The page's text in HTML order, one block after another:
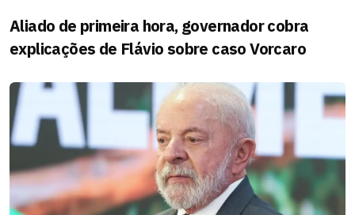
Aliado de primeira hora, governador cobra
explicações de Flávio sobre caso Vorcaro